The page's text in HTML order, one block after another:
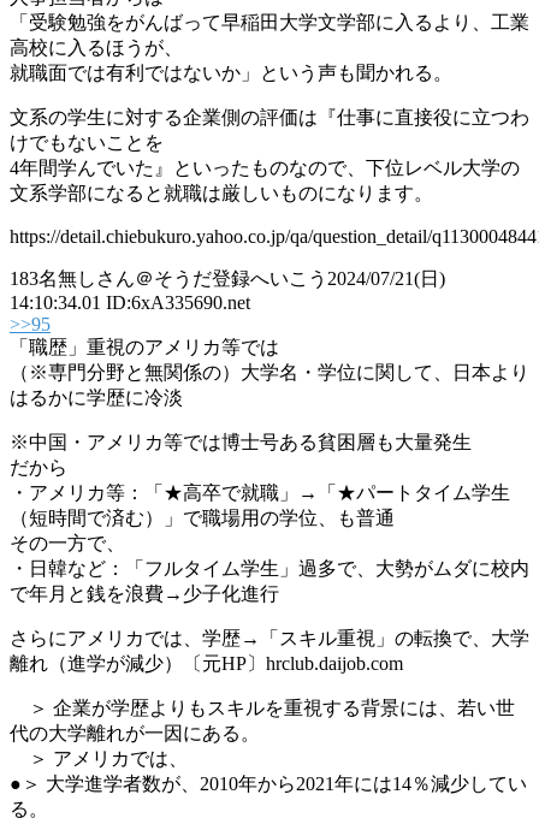
「受験勉強をがんばって早稲田大学文学部に入るより、工業
高校に入るほうが、
就職面では有利ではないか」という声も聞かれる。
文系の学生に対する企業側の評価は『仕事に直接役に立つわ
けでもないことを
4年間学んでいた』といったものなので、下位レベル大学の
文系学部になると就職は厳しいものになります。
https://detail.chiebukuro.yahoo.co.jp/qa/question_detail/
183名無しさん＠そうだ登録へいこう 2024/07/21(日)
14:10:34.01 ID:6xA335690.net
>>95
「職歴」重視のアメリカ等では
（※専門分野と無関係の）大学名・学位に関して、日本より
はるかに学歴に冷淡
※中国・アメリカ等では博士号ある貧困層も大量発生
だから
・アメリカ等：「★高卒で就職」→「★パートタイム学生
（短時間で済む）」で職場用の学位、も普通
その一方で、
・日韓など：「フルタイム学生」過多で、大勢がムダに校内
で年月と銭を浪費→少子化進行
さらにアメリカでは、学歴→「スキル重視」の転換で、大学
離れ（進学が減少）〔元HP〕hrclub.daijob.com
＞ 企業が学歴よりもスキルを重視する背景には、若い世
代の大学離れが一因にある。
＞ アメリカでは、
●＞ 大学進学者数が、2010年から2021年には14％減少してい
る。